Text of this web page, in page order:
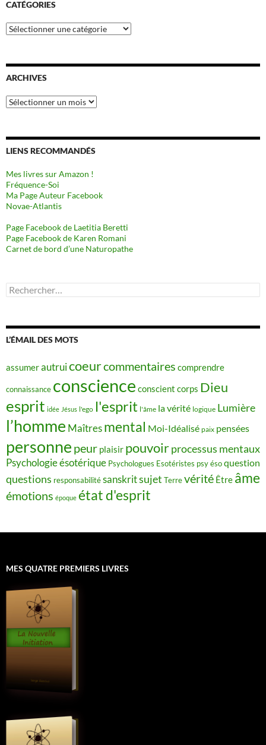
CATÉGORIES
Catégories
ARCHIVES
Archives
LIENS RECOMMANDÉS
Mes livres sur Amazon !
Fréquence-Soi
Ma Page Auteur Facebook
Novae-Atlantis
Page Facebook de Laetitia Beretti
Page Facebook de Karen Romani
Carnet de bord d’une Naturopathe
Rechercher :
L’ÉMAIL DES MOTS
assumerautruicoeurcommentaires comprendre
connaissance conscience conscient corps Dieu
esprit idée Jésus l'ego l'esprit l'âme la vérité logique Lumière
l’homme Maîtres mental Moi-Idéalisé paix pensées
personne peur plaisir pouvoirprocessus mentaux
Psychologie ésotérique Psychologues Esotéristes psy ésoquestion
questions responsabilitésanskritsujet Terrevérité Être âme
émotions époque état d'esprit
MES QUATRE PREMIERS LIVRES